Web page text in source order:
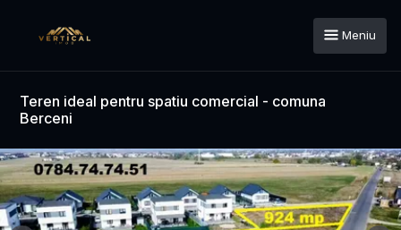
Meniu
Teren ideal pentru spatiu comercial - comuna
Berceni